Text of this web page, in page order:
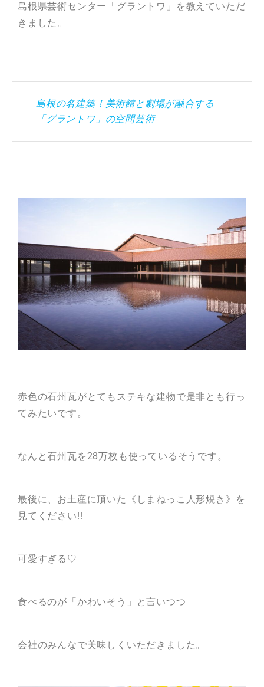
島根県芸術センター「グラントワ」を教えていただ
きました。
島根の名建築！美術館と劇場が融合する
「グラントワ」の空間芸術
赤色の石州瓦がとてもステキな建物で是非とも行っ
てみたいです。
なんと石州瓦を28万枚も使っているそうです。
最後に、お土産に頂いた《しまねっこ人形焼き》を
見てください!!
可愛すぎる♡
食べるのが「かわいそう」と言いつつ
会社のみんなで美味しくいただきました。